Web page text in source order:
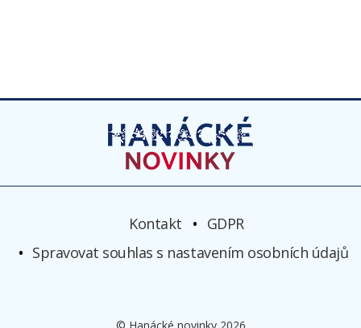
Kontakt
GDPR
Spravovat souhlas s nastavením osobních údajů